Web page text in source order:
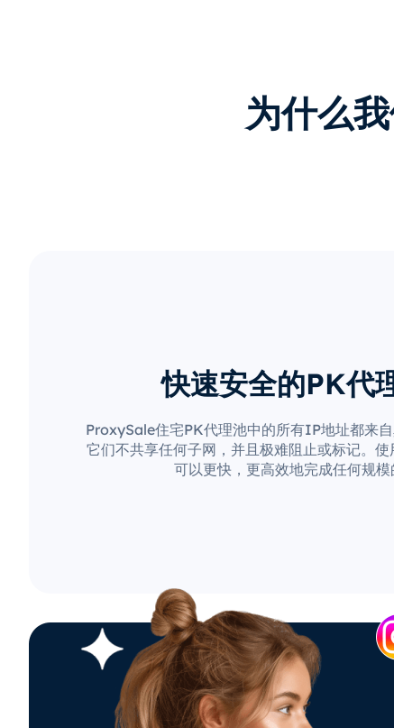
为什么
快速安全的PK代
ProxySale住宅PK代理池中的所有IP地址都来
它们不共享任何子网，并且极难阻止或标记。
可以更快，更高效地完成任何规模